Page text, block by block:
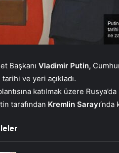
Başkanı Vladimir Putin,
ve yeri açıkladı.
katılmak üzere
tarafından Kremlin Sarayı‘nda